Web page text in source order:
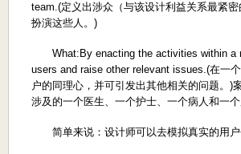
team.(定义出涉众（与该设计利益关系最紧
扮演这些人。)
What:By enacting the activities within a
users and raise other relevant issues.(在一
户的同理心，并可引发出其他相关的问题。)
涉及的一个医生、一个护士、一个病人和一
简单来说：设计师可以去模拟真实的用户